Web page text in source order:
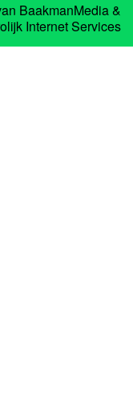
BaakmanMedia&
Internet Services